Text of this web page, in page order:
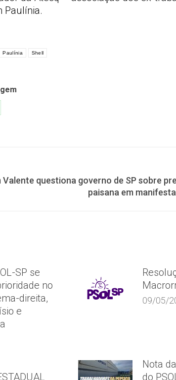
Paulínia.
Paulínia Shell
Valente questiona governo de SP sobre
paisana em
SP se
no
direita,
e
09/05/
Nota
do